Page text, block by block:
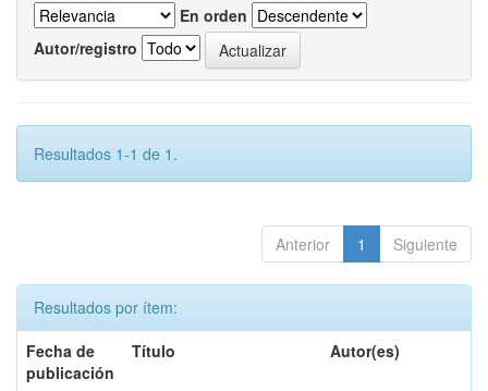
En orden
Autor/registro
Resultados 1-1 de 1.
Anterior 1 Siguiente
Resultados por ítem:
Fecha de
publicación
Título Autor(es)